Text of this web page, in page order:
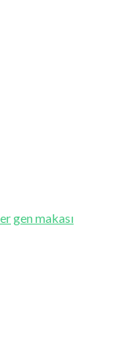
gen makası